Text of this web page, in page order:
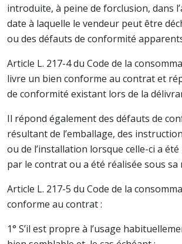
introduite, à peine de forclusion, dans
date à laquelle le vendeur peut être
ou des défauts de conformité
Article L. 217-4 du Code de la
livre un bien conforme au contrat et
de conformité existant lors de la
Il répond également des défauts de
résultant de l’emballage, des
ou de l’installation lorsque celle-ci a été
par le contrat ou a été réalisée sous sa
Article L. 217-5 du Code de la
conforme au contrat :
1° S’il est propre à l’usage